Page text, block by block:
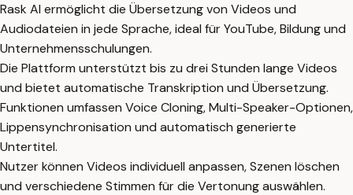
Rask AI ermöglicht die Übersetzung von Videos und
Audiodateien in jede Sprache, ideal für YouTube, Bildung und
Unternehmensschulungen.
Die Plattform unterstützt bis zu drei Stunden lange Videos
und bietet automatische Transkription und Übersetzung.
Funktionen umfassen Voice Cloning, Multi-Speaker-Optionen,
Lippensynchronisation und automatisch generierte
Untertitel.
Nutzer können Videos individuell anpassen, Szenen löschen
und verschiedene Stimmen für die Vertonung auswählen.